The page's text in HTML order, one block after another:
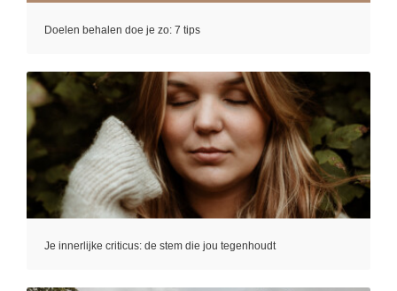
Doelen behalen doe je zo: 7 tips
Je innerlijke criticus: de stem die jou tegenhoudt